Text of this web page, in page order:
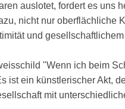
auslotet, fordert es uns
nicht nur oberflächliche
und
"Wenn ich beim
ist ein künstlerischer Akt,
mit